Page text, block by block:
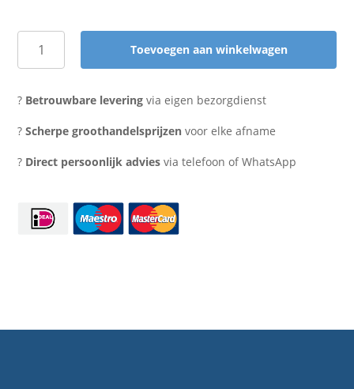
Vacuumzak
cm.
90
aantal
Toevoegen aan winkelwagen
? Betrouwbare levering via eigen bezorgdienst
?Scherpe groothandelsprijzen voor elke afname
? Direct persoonlijk advies via telefoon of WhatsApp